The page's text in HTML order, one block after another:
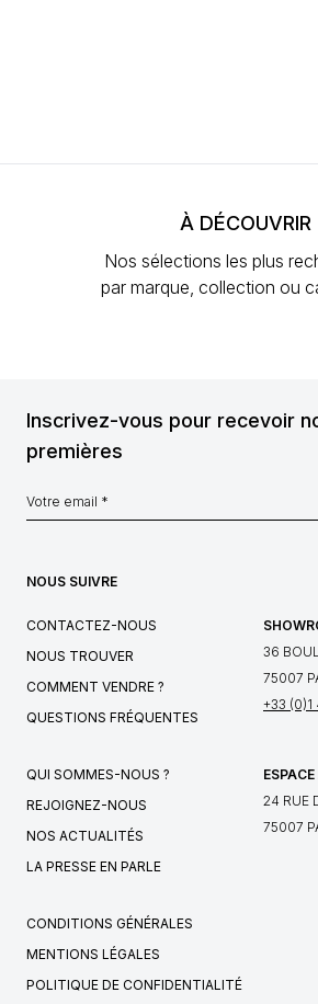
À DÉCOUVRIR
Nos sélections les plus
par marque, collection ou
Inscrivez-vous pour recevoir
premières
NOUS SUIVRE
CONTACTEZ-NOUS
NOUS TROUVER
COMMENT VENDRE ?
QUESTIONS FRÉQUENTES
36
75007
+33 (0)1
QUI SOMMES-NOUS ?
REJOIGNEZ-NOUS
NOS ACTUALITÉS
LA PRESSE EN PARLE
24 RUE
75007
CONDITIONS GÉNÉRALES
MENTIONS LÉGALES
POLITIQUE DE CONFIDENTIALITÉ